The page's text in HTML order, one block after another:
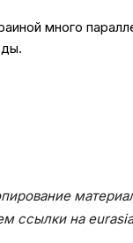
много
ссылки на